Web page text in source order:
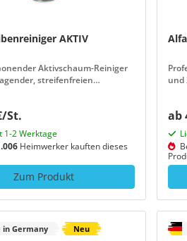
AKTIV
Aktivschaum-Reiniger
streifenfreien
St.
1-2 Werktage
Heimwerker kauften dieses
Zum Produkt
und
ab
in Germany Neu